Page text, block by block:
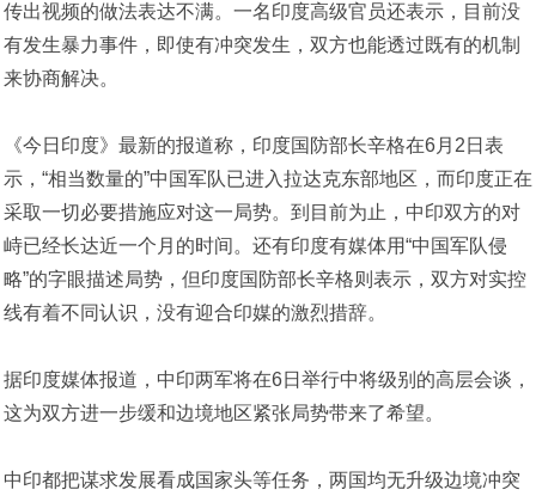
传出视频的做法表达不满。一名印度高级官员还表示，目前没
有发生暴力事件，即使有冲突发生，双方也能透过既有的机制
来协商解决。
《今日印度》最新的报道称，印度国防部长辛格在6月2日表
示，“相当数量的”中国军队已进入拉达克东部地区，而印度正在
采取一切必要措施应对这一局势。到目前为止，中印双方的对
峙已经长达近一个月的时间。还有印度有媒体用“中国军队侵
略”的字眼描述局势，但印度国防部长辛格则表示，双方对实控
线有着不同认识，没有迎合印媒的激烈措辞。
据印度媒体报道，中印两军将在6日举行中将级别的高层会谈，
这为双方进一步缓和边境地区紧张局势带来了希望。
中印都把谋求发展看成国家头等任务，两国均无升级边境冲突